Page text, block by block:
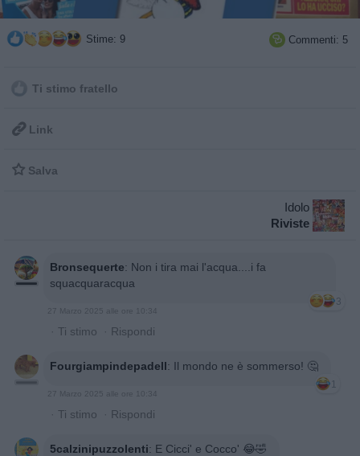
Stime: 9  Commenti: 5
Ti stimo fratello
 Link
 Salva
Idolo
Riviste
Bronsequerte: Non i tira mai l'acqua....i fa
squacquaracqua
3
27 Marzo 2025 alle ore 10:34
· Ti stimo · Rispondi
Fourgiampindepadell: Il mondo ne è sommerso! 🤔
1
27 Marzo 2025 alle ore 10:34
· Ti stimo · Rispondi
5calzinipuzzolenti: E Cicci' e Cocco' 😂🤣